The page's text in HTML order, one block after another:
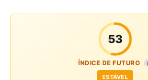
53
ÍNDICE DE FUTURO I
ESTÁVEL